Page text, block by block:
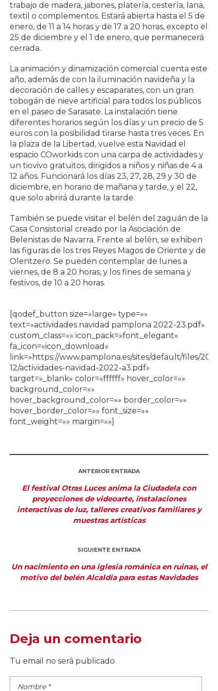
trabajo de madera, jabones, platería, cestería, lana,
textil o complementos. Estará abierta hasta el 5 de
enero, de 11 a 14 horas y de 17 a 20 horas, excepto el
25 de diciembre y el 1 de enero, que permanecerá
cerrada.
La animación y dinamización comercial cuenta este
año, además de con la iluminación navideña y la
decoración de calles y escaparates, con un gran
tobogán de nieve artificial para todos los públicos
en el paseo de Sarasate. La instalación tiene
diferentes horarios según los días y un precio de 5
euros con la posibilidad tirarse hasta tres veces. En
la plaza de la Libertad, vuelve esta Navidad el
espacio COworkids con una carpa de actividades y
un tiovivo gratuitos, dirigidos a niños y niñas de 4 a
12 años. Funcionará los días 23, 27, 28, 29 y 30 de
diciembre, en horario de mañana y tarde, y el 22,
que solo abrirá durante la tarde.
También se puede visitar el belén del zaguán de la
Casa Consistorial creado por la Asociación de
Belenistas de Navarra. Frente al belén, se exhiben
las figuras de los tres Reyes Magos de Oriente y de
Olentzero. Se pueden contemplar de lunes a
viernes, de 8 a 20 horas, y los fines de semana y
festivos, de 10 a 20 horas.
[qodef_button size=»large» type=»»
text=»actividades navidad pamplona 2022-23.pdf»
custom_class=»» icon_pack=»font_elegant»
fa_icon=»icon_download»
link=»https://www.pamplona.es/sites/default/files/
12/actividades-navidad-2022-a3.pdf»
target=»_blank» color=»ffffff» hover_color=»»
background_color=»»
hover_background_color=»» border_color=»»
hover_border_color=»» font_size=»»
font_weight=»» margin=»»]
ANTERIOR ENTRADA
El festival Otras Luces anima la Ciudadela con
proyecciones de videoarte, instalaciones
interactivas de luz, talleres creativos familiares y
muestras artísticas
SIGUIENTE ENTRADA
Un nacimiento en una iglesia románica en ruinas, el
motivo del belén Alcaldía para estas Navidades
Deja un comentario
Tu email no será publicado